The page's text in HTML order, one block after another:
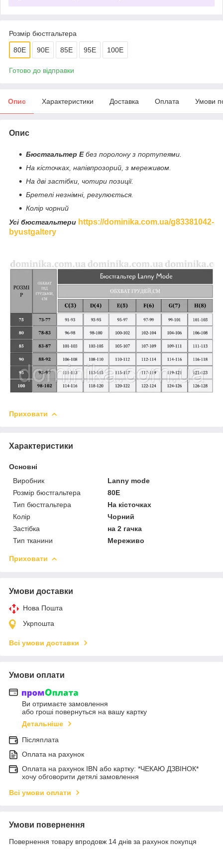
Розмір бюстгальтера
80E 90Е 85Е 95Е 100Е
Готово до відправки
Опис Характеристики Доставка Оплата Умови
Опис
Бюстгальтер Ебез поролону з портупеями.
На кісточках, напівпрозорий, з мереживом.
На дві застібки, чотири позиції.
Бретелі незнімні, регулюється.
Колір чорний
Усі бюстгальтери https://dominika.com.ua/g83381042-
byustgaltery
Приховати
Характеристики
Основні
Виробник
Lanny mode
Розмір бюстгальтера
80E
Тип бюстгальтера
На кісточках
Колір
Чорний
Застібка
на 2 гачка
Тип тканини
Мереживо
Приховати
Умови доставки
Нова Пошта
Укрпошта
Всі умови доставки
Умови оплати
Ви отримаєте замовлення
або гроші повернуться на вашу картку
Детальніше
Післяплата
Оплата на рахунок
Оплата на рахунок IBN або картку: *ЧЕКАЮ ДЗВІНОК*
хочу обговорити детялі замовлення
Всі умови оплати
Умови повернення
Повернення товару впродовж 14 днів за рахунок покупця